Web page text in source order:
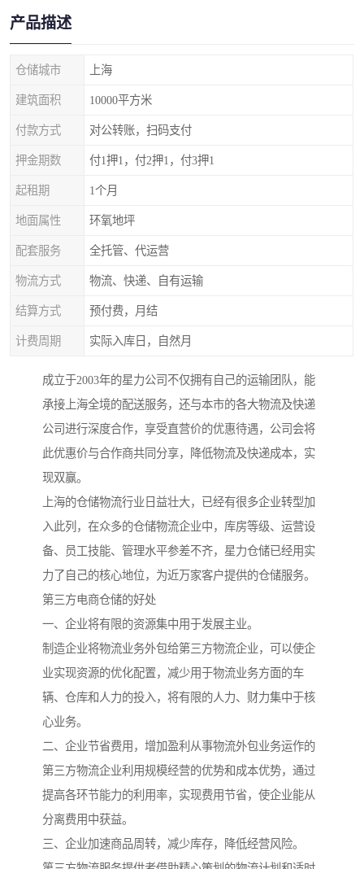
产品描述
仓储城市 上海
建筑面积 10000平方米
付款方式 对公转账，扫码支付
押金期数 付1押1，付2押1，付3押1
起租期 1个月
地面属性 环氧地坪
配套服务 全托管、代运营
物流方式 物流、快递、自有运输
结算方式 预付费，月结
计费周期 实际入库日，自然月
成立于2003年的星力公司不仅拥有自己的运输团队，能
承接上海全境的配送服务，还与本市的各大物流及快递
公司进行深度合作，享受直营价的优惠待遇，公司会将
此优惠价与合作商共同分享，降低物流及快递成本，实
现双赢。
上海的仓储物流行业日益壮大，已经有很多企业转型加
入此列，在众多的仓储物流企业中，库房等级、运营设
备、员工技能、管理水平参差不齐，星力仓储已经用实
力了自己的核心地位，为近万家客户提供的仓储服务。
第三方电商仓储的好处
一、企业将有限的资源集中用于发展主业。
制造企业将物流业务外包给第三方物流企业，可以使企
业实现资源的优化配置，减少用于物流业务方面的车
辆、仓库和人力的投入，将有限的人力、财力集中于核
心业务。
二、企业节省费用，增加盈利从事物流外包业务运作的
第三方物流企业利用规模经营的优势和成本优势，通过
提高各环节能力的利用率，实现费用节省，使企业能从
分离费用中获益。
三、企业加速商品周转，减少库存，降低经营风险。